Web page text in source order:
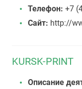
Телефон: +7
Сайт: http://
KURSK-PRINT
Описание